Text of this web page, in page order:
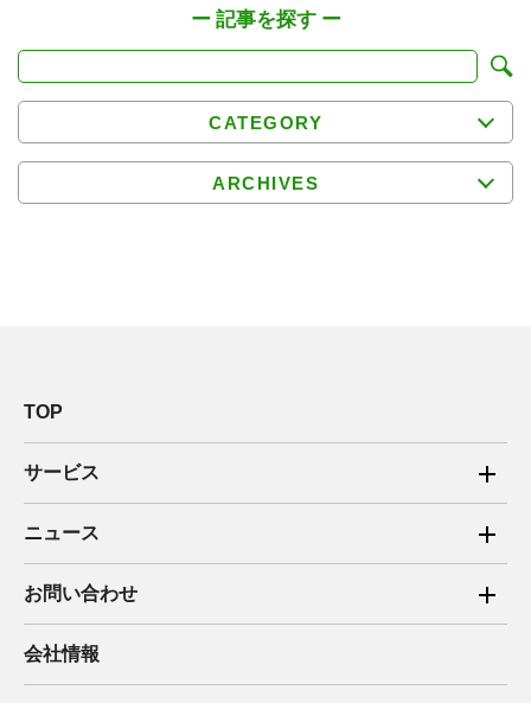
CATEGORY
ARCHIVES
TOP
サービス
ご家庭向け電力サービス
法人向け脱炭素サービス
住宅用太陽光売電 卒FIT
ニュース
2025年
2024年
お問い合わせ
ご家庭向け電力サービス・卒FIT電気の売電
法人向け脱炭素サービス・新電力向けサービス
会社情報